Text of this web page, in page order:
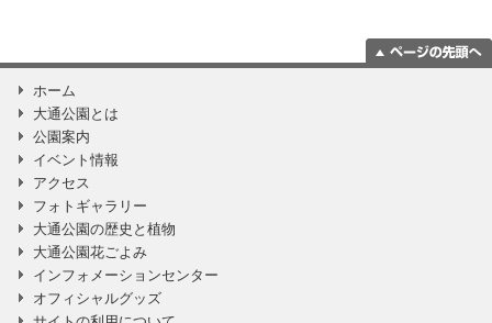
ホーム
大通公園とは
公園案内
イベント情報
アクセス
フォトギャラリー
大通公園の歴史と植物
大通公園花ごよみ
インフォメーションセンター
オフィシャルグッズ